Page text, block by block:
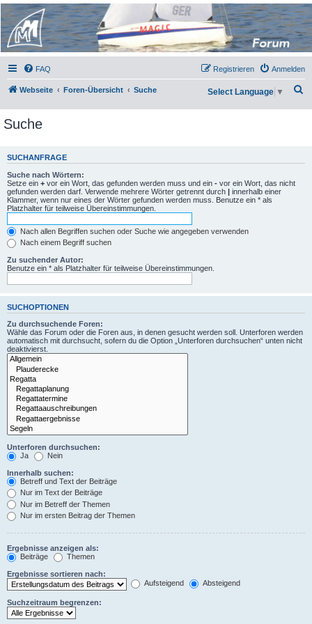
Micro Magic Forum
Deutschland
FAQ Anmelden
Registrieren
Webseite Foren-Übersicht Suche Select Language ▼
Suche
SUCHANFRAGE
Suche nach Wörtern:
Setze ein + vor ein Wort, das gefunden werden muss und ein - vor ein Wort, das nicht
gefunden werden darf. Verwende mehrere Wörter getrennt durch | innerhalb einer
Klammer, wenn nur eines der Wörter gefunden werden muss. Benutze ein * als
Platzhalter für teilweise Übereinstimmungen.
Nach allen Begriffen suchen oder Suche wie angegeben verwenden
Nach einem Begriff suchen
Zu suchender Autor:
Benutze ein * als Platzhalter für teilweise Übereinstimmungen.
SUCHOPTIONEN
Zu durchsuchende Foren:
Wähle das Forum oder die Foren aus, in denen gesucht werden soll. Unterforen werden
automatisch mit durchsucht, sofern du die Option „Unterforen durchsuchen“ unten nicht
deaktivierst.
Unterforen durchsuchen:
Ja
Nein
Innerhalb suchen:
Betreff und Text der Beiträge
Nur im Text der Beiträge
Nur im Betreff der Themen
Nur im ersten Beitrag der Themen
Ergebnisse anzeigen als:
Beiträge
Themen
Ergebnisse sortieren nach:
Aufsteigend
Absteigend
Suchzeitraum begrenzen: